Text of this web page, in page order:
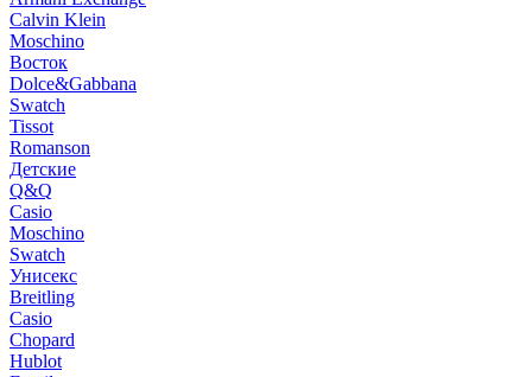
Calvin Klein
Moschino
Восток
Dolce&Gabbana
Swatch
Tissot
Romanson
Детские
Q&Q
Casio
Moschino
Swatch
Унисекс
Breitling
Casio
Chopard
Hublot